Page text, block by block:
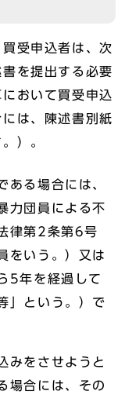
受申込者は、次
を提出する必要
おいて買受申込
は、陳述書別紙
）。
ある場合には、
力団員による不
律第2条第6号
をいう。）又は
5年を経過して
」という。）で
みをさせようと
場合には、その